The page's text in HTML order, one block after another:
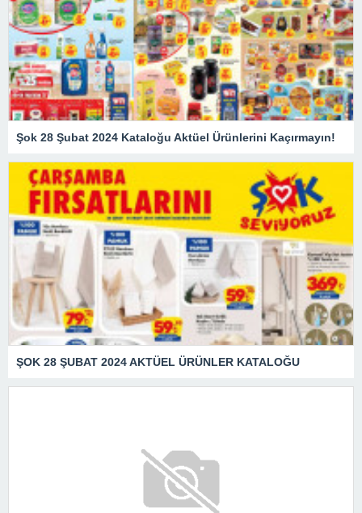
Şok 28 Şubat 2024 Kataloğu Aktüel Ürünlerini Kaçırmayın!
ŞOK 28 ŞUBAT 2024 AKTÜEL ÜRÜNLER KATALOĞU